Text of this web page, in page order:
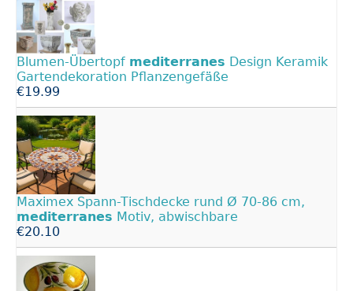
Blumen-Übertopf mediterranes Design Keramik
Gartendekoration Pflanzengefäße
€19.99
Maximex Spann-Tischdecke rund Ø 70-86 cm,
mediterranes Motiv, abwischbare
€20.10